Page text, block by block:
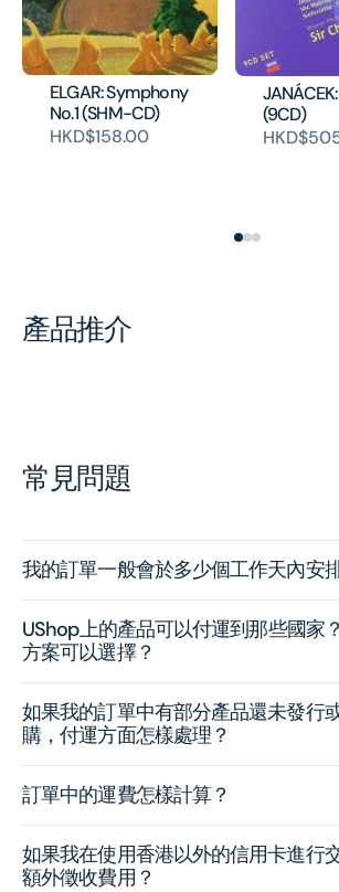
ELGAR: Symphony
No.1 (SHM-CD)
HKD$158.00
(9CD)
產品推介
常見問題
我的訂單一般會於多少個工作天內安
UShop上的產品可以付運到那些國家
方案可以選擇？
如果我的訂單中有部分產品還未發行
購，付運方面怎樣處理？
訂單中的運費怎樣計算？
如果我在使用香港以外的信用卡進行
額外徵收費用？